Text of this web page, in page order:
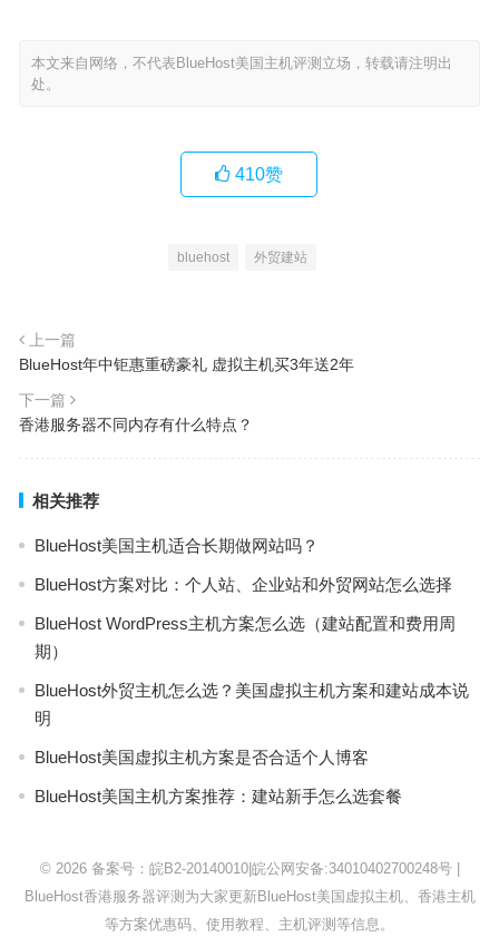
本文来自网络，不代表BlueHost美国主机评测立场，转载请注明出
处。
410赞
bluehost 外贸建站
上一篇
BlueHost年中钜惠重磅豪礼 虚拟主机买3年送2年
下一篇
香港服务器不同内存有什么特点？
相关推荐
BlueHost美国主机适合长期做网站吗？
BlueHost方案对比：个人站、企业站和外贸网站怎么选择
BlueHost WordPress主机方案怎么选（建站配置和费用周
期）
BlueHost外贸主机怎么选？美国虚拟主机方案和建站成本说
明
BlueHost美国虚拟主机方案是否合适个人博客
BlueHost美国主机方案推荐：建站新手怎么选套餐
© 2026 备案号：皖B2-20140010| 皖公网安备:34010402700248号|
BlueHost香港服务器评测为大家更新BlueHost美国虚拟主机、香港主机
等方案优惠码、使用教程、主机评测等信息。